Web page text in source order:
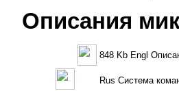
Описания
848 Kb Engl
Rus Система